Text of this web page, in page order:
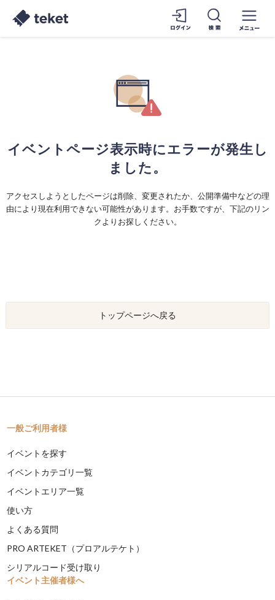
イベントページ表示時にエラーが発生し
ました。
アクセスしようとしたページは削除、変更されたか、公開準備中などの理
由により現在利用できない可能性があります。お手数ですが、下記のリン
クよりお探しください。
トップページへ戻る
一般ご利用者様
イベントを探す
イベントカテゴリ一覧
イベントエリア一覧
使い方
よくある質問
PRO ARTEKET（プロアルテケト）
シリアルコード受け取り
イベント主催者様へ